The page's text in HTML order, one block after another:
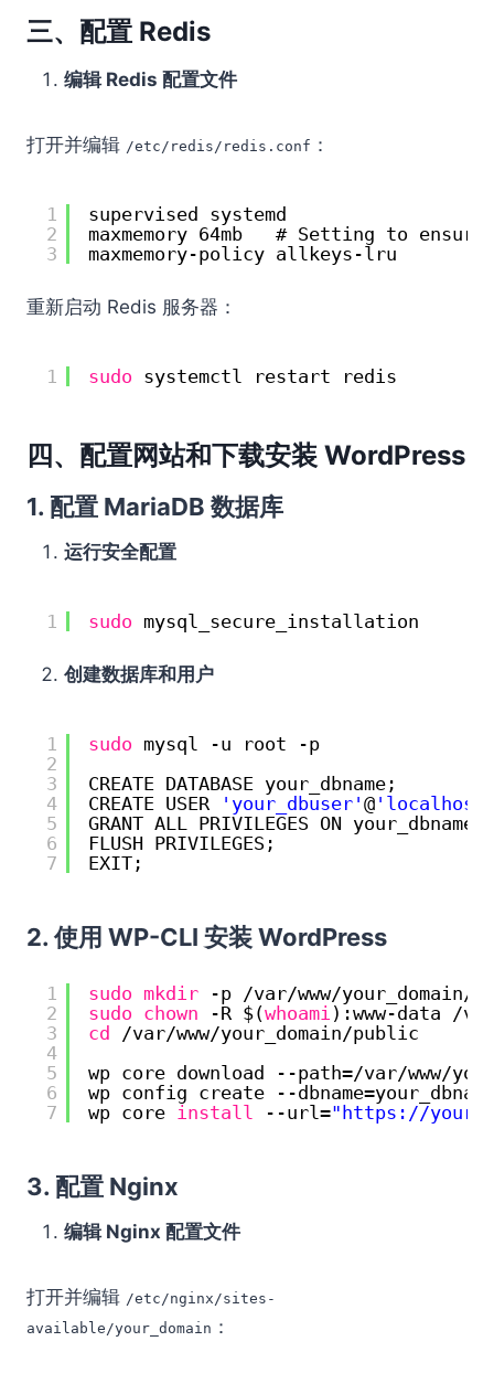
三、配置 Redis
编辑 Redis 配置文件
打开并编辑 /etc/redis/redis.conf ：
1
2
3
supervised systemd
maxmemory 64mb   # Setting to
maxmemory-policy allkeys-lru
重新启动 Redis 服务器：
1 sudo systemctl restart redis
四、配置网站和下载安装 WordPress
1. 配置 MariaDB 数据库
运行安全配置
1 sudo mysql_secure_installation
创建数据库和用户
1
2
3
4
5
6
7
sudo mysql -u root -p
CREATE DATABASE your_dbname;
CREATE USER
'your_dbuser' @
GRANT ALL PRIVILEGES ON
FLUSH PRIVILEGES;
EXIT;
2. 使用 WP-CLI 安装 WordPress
1
2
3
4
5
6
7
sudo mkdir -p /var/www/your_domain/
sudo chown -R $(whoami ):www-data /
cd
/var/www/your_domain/public
wp core download --path=/var/www/
wp config create --
wp core install --url=" https://
3. 配置 Nginx
编辑 Nginx 配置文件
打开并编辑 /etc/nginx/sites-
available/your_domain ：